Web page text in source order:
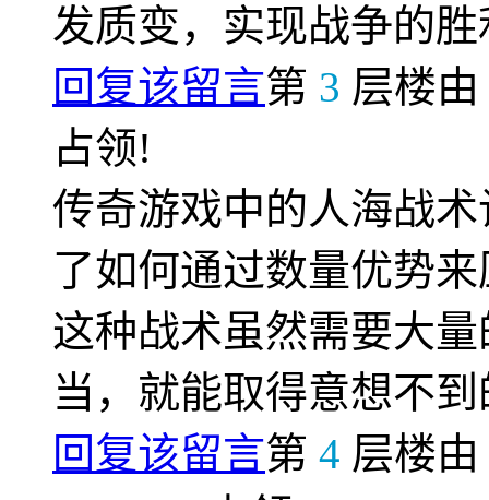
发质变，实现战争的胜
回复该留言第 3 层楼由
占领!
传奇游戏中的人海战
了如何通过数量优势
这种战术虽然需要大
当，就能取得意想不
回复该留言第 4 层楼由